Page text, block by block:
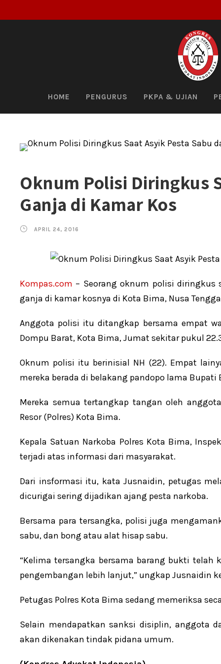
HOME PENGURUS PKPA & UJIAN
Oknum Polisi Diringkus
Ganja di Kamar Kos
APRIL 24, 2016
Kompas.com – Seorang oknum polisi diringkus
ganja di kamar kosnya di Kota Bima, Nusa
Anggota polisi itu ditangkap bersama empat
Dompu Barat, Kota Bima, Jumat sekitar pukul
Oknum polisi itu berinisial NH (22). Empat
mereka berada di belakang pandopo lama
Mereka semua tertangkap tangan oleh
Resor (Polres) Kota Bima.
Kepala Satuan Narkoba Polres Kota Bima,
terjadi atas informasi dari masyarakat.
Dari insformasi itu, kata Jusnaidin, petugas
dicurigai sering dijadikan ajang pesta narkoba.
Bersama para tersangka, polisi juga
sabu, dan bong atau alat hisap sabu.
“Kelima tersangka bersama barang bukti
pengembangan lebih lanjut,” ungkap Jusnaidin
Petugas Polres Kota Bima sedang memeriksa
Selain mendapatkan sanksi disiplin, anggota
akan dikenakan tindak pidana umum.